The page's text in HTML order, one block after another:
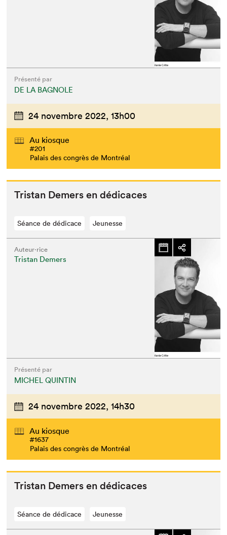
Présenté par
DE LA BAGNOLE
24 novembre 2022, 13h00
Au kiosque
#201
Palais des congrès de Montréal
Tris­tan Demers en dédicaces
Séance de dédicace Jeunesse
Auteur·rice
Tristan Demers
Présenté par
MICHEL QUINTIN
24 novembre 2022, 14h30
Au kiosque
#1637
Palais des congrès de Montréal
Tris­tan Demers en dédicaces
Séance de dédicace Jeunesse